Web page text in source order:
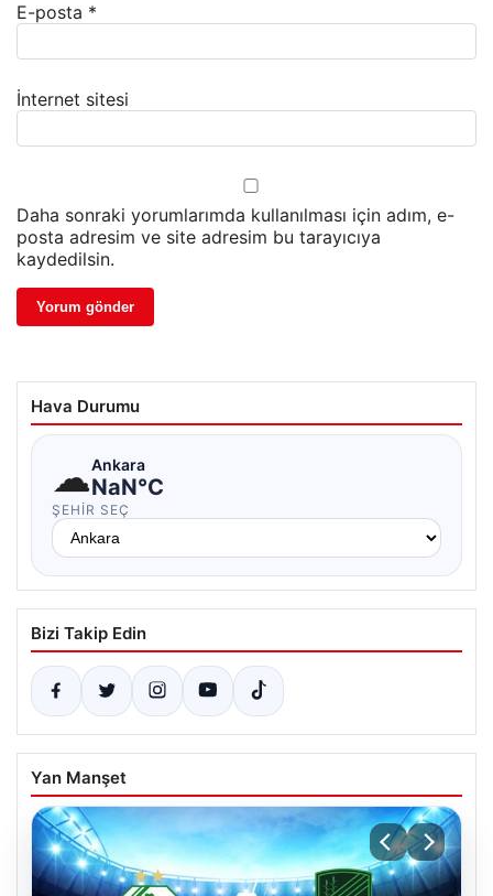
E-posta *
İnternet sitesi
Daha sonraki yorumlarımda kullanılması için adım, e-
posta adresim ve site adresim bu tarayıcıya
kaydedilsin.
Hava Durumu
☁Ankara
NaN°C
ŞEHIR SEÇ
Bizi Takip Edin
Yan Manşet